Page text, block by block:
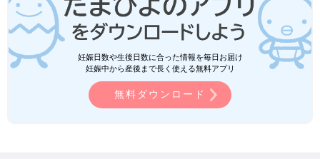
よこクラブ編集部）
監修／横田俊一郎 先生
妊娠日数や生後日数に合った情報を毎日お届け
妊娠中から産後まで長く使える無料アプリ
無料ダウンロード